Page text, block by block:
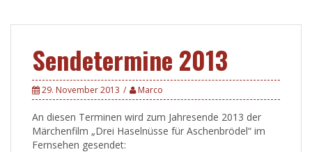
Sendetermine 2013
29. November 2013 Marco
An diesen Terminen wird zum Jahresende 2013 der
Märchenfilm „Drei Haselnüsse für Aschenbrödel“ im
Fernsehen gesendet: